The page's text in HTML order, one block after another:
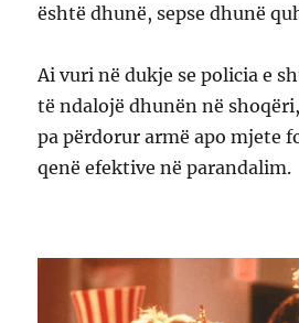
është dhunë, sepse dhunë
Ai vuri në dukje se policia e
të ndalojë dhunën në
pa përdorur armë apo mjete
qenë efektive në parandalim.